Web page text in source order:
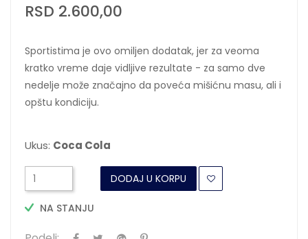
RSD 2.600,00
Sportistima je ovo omiljen dodatak, jer za veoma
kratko vreme daje vidljive rezultate - za samo dve
nedelje može značajno da poveća mišićnu masu, ali i
opštu kondiciju.
Ukus: Coca Cola
DODAJ U KORPU
NA STANJU